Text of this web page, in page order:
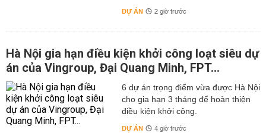
DỰ ÁN 2 giờ trước
Hà Nội gia hạn điều kiện khởi công loạt siêu dự
án của Vingroup, Đại Quang Minh, FPT...
6 dự án trọng điểm vừa được Hà Nội
cho gia hạn 3 tháng để hoàn thiện
điều kiện khởi công.
DỰ ÁN 4 giờ trước